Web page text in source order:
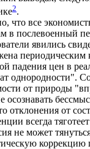
2.
что все
в послевоенный
явились
периодическим
падения цен в
однородности".
от природы
осознавать
отклонения от
всегда
не может
коррекцию